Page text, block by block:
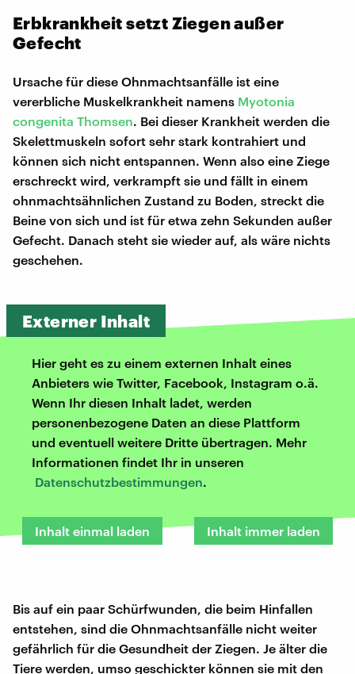
Erbkrankheit setzt Ziegen außer
Gefecht
Ursache für diese Ohnmachtsanfälle ist eine
vererbliche Muskelkrankheit namens Myotonia
congenita Thomsen. Bei dieser Krankheit werden die
Skelettmuskeln sofort sehr stark kontrahiert und
können sich nicht entspannen. Wenn also eine Ziege
erschreckt wird, verkrampft sie und fällt in einem
ohnmachtsähnlichen Zustand zu Boden, streckt die
Beine von sich und ist für etwa zehn Sekunden außer
Gefecht. Danach steht sie wieder auf, als wäre nichts
geschehen.
Externer Inhalt
Hier geht es zu einem externen Inhalt eines
Anbieters wie Twitter, Facebook, Instagram o.ä.
Wenn Ihr diesen Inhalt ladet, werden
personenbezogene Daten an diese Plattform
und eventuell weitere Dritte übertragen. Mehr
Informationen findet Ihr in unseren
Datenschutzbestimmungen.
Inhalt einmal laden Inhalt immer laden
Bis auf ein paar Schürfwunden, die beim Hinfallen
entstehen, sind die Ohnmachtsanfälle nicht weiter
gefährlich für die Gesundheit der Ziegen. Je älter die
Tiere werden, umso geschickter können sie mit den